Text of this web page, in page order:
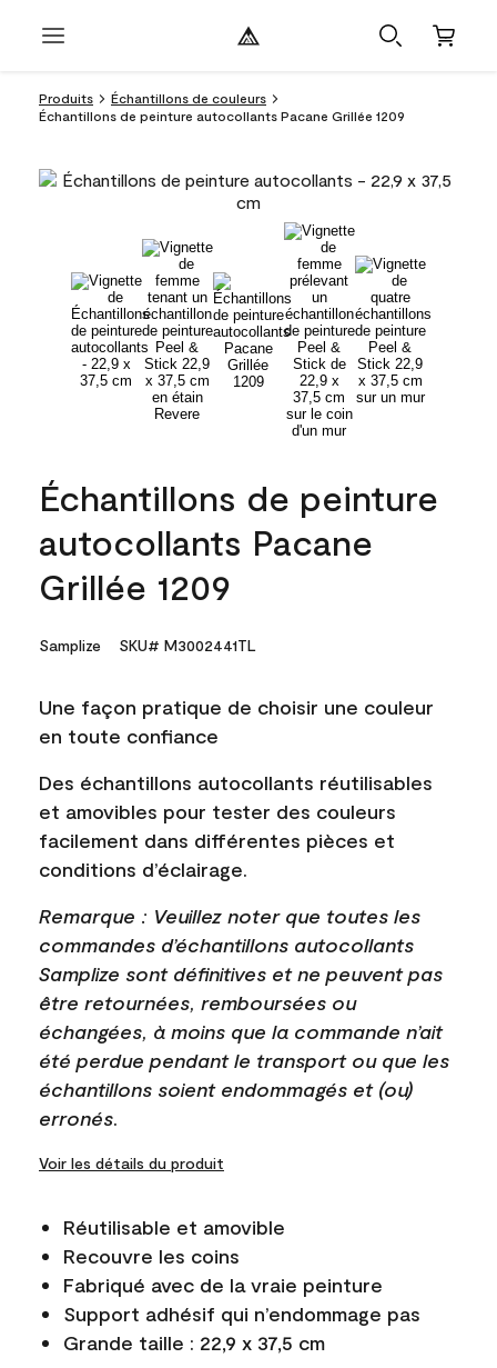
Produits
Échantillons de couleurs
Échantillons de peinture autocollants Pacane Grillée 1209
Échantillons de peinture
autocollants Pacane
Grillée 1209
Samplize SKU# M3002441TL
Une façon pratique de choisir une couleur
en toute confiance
Des échantillons autocollants réutilisables
et amovibles pour tester des couleurs
facilement dans différentes pièces et
conditions d’éclairage.
Remarque : Veuillez noter que toutes les
commandes d’échantillons autocollants
Samplize sont définitives et ne peuvent pas
être retournées, remboursées ou
échangées, à moins que la commande n’ait
été perdue pendant le transport ou que les
échantillons soient endommagés et (ou)
erronés.
Voir les détails du produit
Réutilisable et amovible
Recouvre les coins
Fabriqué avec de la vraie peinture
Support adhésif qui n’endommage pas
Grande taille : 22,9 x 37,5 cm